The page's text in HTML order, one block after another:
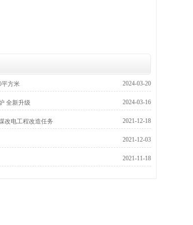
平方米 2024-03-20
全新升级 2024-03-16
改电工程改造任务 2021-12-18
2021-12-03
2021-11-18